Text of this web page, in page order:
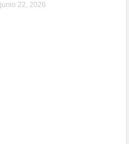
junio 22, 2026